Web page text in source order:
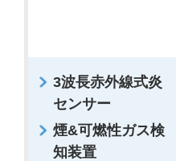
3波長赤外線式炎
センサー
煙&可燃性ガス検
知装置